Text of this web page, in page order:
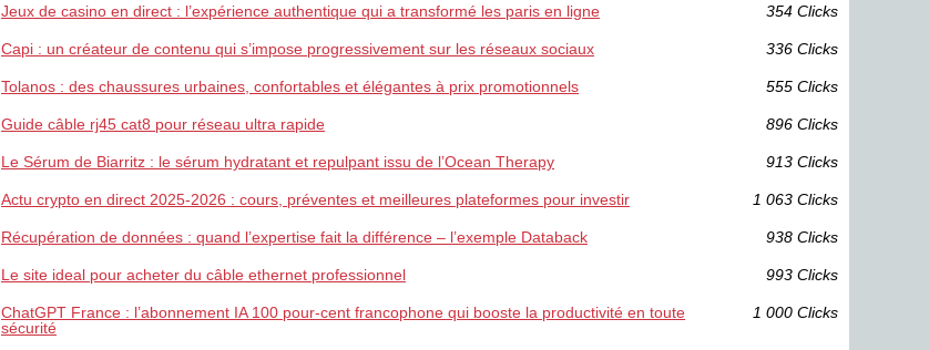
Jeux de casino en direct : l’expérience authentique qui a transformé les paris en ligne 354 Clicks
Capi : un créateur de contenu qui s’impose progressivement sur les réseaux sociaux 336 Clicks
Tolanos : des chaussures urbaines, confortables et élégantes à prix promotionnels 555 Clicks
Guide câble rj45 cat8 pour réseau ultra rapide 896 Clicks
Le Sérum de Biarritz : le sérum hydratant et repulpant issu de l’Ocean Therapy 913 Clicks
Actu crypto en direct 2025-2026 : cours, préventes et meilleures plateformes pour investir 1 063 Clicks
Récupération de données : quand l’expertise fait la différence – l’exemple Databack 938 Clicks
Le site ideal pour acheter du câble ethernet professionnel 993 Clicks
ChatGPT France : l’abonnement IA 100 pour-cent francophone qui booste la productivité en toute
sécurité
1 000 Clicks